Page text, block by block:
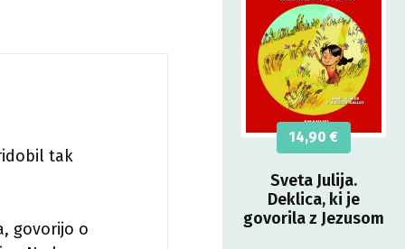
tak
govorijo o
Sveta Julija.
Deklica, ki je
govorila z Jezusom
14,90€